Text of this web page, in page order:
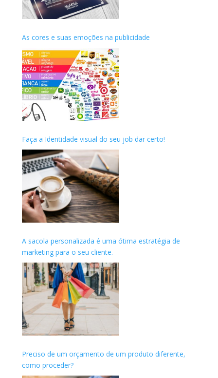
As cores e suas emoções na publicidade
Faça a Identidade visual do seu job dar certo!
A sacola personalizada é uma ótima estratégia de
marketing para o seu cliente.
Preciso de um orçamento de um produto diferente,
como proceder?